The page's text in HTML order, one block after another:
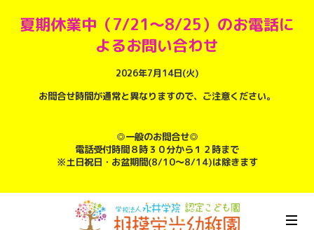
夏期休業中（7/21～8/25）のお電話に
よるお問い合わせ
2026年7月14日(火)
お問合せ時間が通常と異なりますので、ご注意ください。
◎一般のお問合せ◎
電話受付時間８時３０分から１２時まで
※土日祝日・お盆期間(8/10～8/14)は除きます